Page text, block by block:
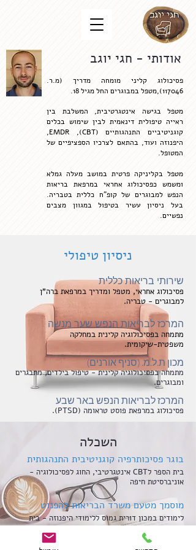
אודותי - חגי יוגב
פסיכולוג קליני מומחה מדריך (מ.ר.
117046),מטפל במבוגרים החל מגיל 18.
מטפל בגישה אינטגרטיבית, המשלבת בין
ראייה טיפולית דינאמית לבין שימוש בכלים
קוגניטיביים התנהגותיים (CBT), EMDR,
היפנוזה ועוד, בהתאם לצרכיו הספציפיים של
המטופל.
מטפל בקליניקה פרטית במושב מעלה גמלא
ומשמש כפסיכולוג אחראי במרפאת בריאות
הנפש למבוגרים של קופ"ח כללית בטבריה.
בעל ניסיון עשיר בטיפול במגוון מצבים
נפשיים.
ניסיון טיפולי
שירותי בריאות כללית
פסיכולוג אחראי, מטפל ומדריך במרפאת ברה"ן
למבוגרים - טבריה.
המרכז לבריאות הנפש שער מנשה
מתמחה בפסיכולוגיה קלינית במחלקה
משפטית-שיקומית.
מכון ת.ל.מ. (סניף אורנים)
מתמחה בפסיכולוגיה קלינית - טיפול בילדים, מתבגרים
ומבוגרים.
המרכז לבריאות הנפש באר שבע
פסיכולוג במרפאת פוסט טראומה (PTSD).
השכלה
בוגר פסיכותרפיה קוגניטיבית התנהגותית
בית הספר לCBT אינטגרטיבי,
החוג לפסיכולוגיה -
אוניברסיטת חיפה
מוסמך מטעם משרד הבריאות להפנוט
לימודים במכון דורית גמוסללימודי היפנוזה- בית
החולים תל השומר
L 2